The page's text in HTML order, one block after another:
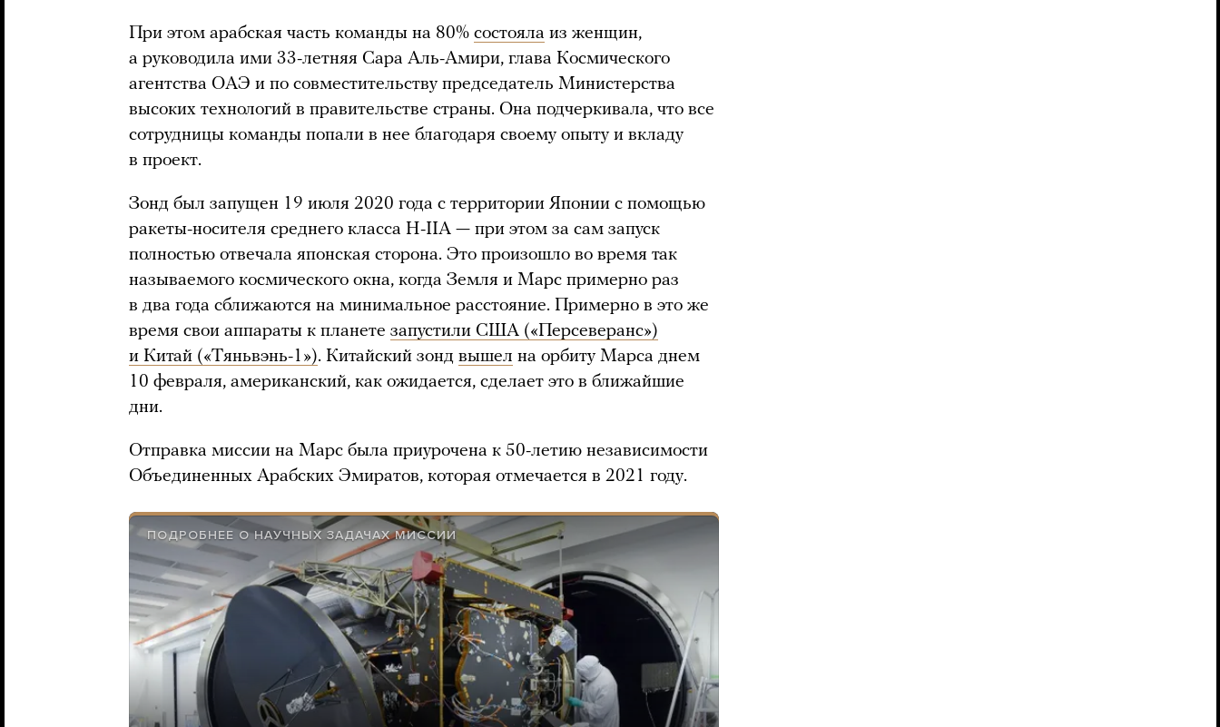
При этом арабская часть команды на 80% состояла из женщин,
а руководила ими 33-летняя Сара Аль-Амири, глава Космического
агентства ОАЭ и по совместительству председатель Министерства
высоких технологий в правительстве страны. Она подчеркивала, что все
сотрудницы команды попали в нее благодаря своему опыту и вкладу
в проект.
Зонд был запущен 19 июля 2020 года с территории Японии с помощью
ракеты-носителя среднего класса H-IIA — при этом за сам запуск
полностью отвечала японская сторона. Это произошло во время так
называемого космического окна, когда Земля и Марс примерно раз
в два года сближаются на минимальное расстояние. Примерно в это же
время свои аппараты к планете запустили США («Персеверанс»)
и Китай («Тяньвэнь-1»). Китайский зонд вышел на орбиту Марса днем
10 февраля, американский, как ожидается, сделает это в ближайшие
дни.
Отправка миссии на Марс была приурочена к 50-летию независимости
Объединенных Арабских Эмиратов, которая отмечается в 2021 году.
ПОДРОБНЕЕ О НАУЧНЫХ ЗАДАЧАХ МИССИИ